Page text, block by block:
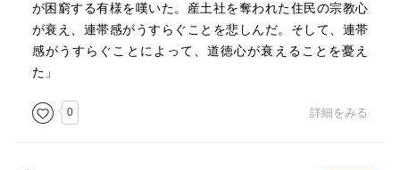
が困窮する有様を嘆いた。産土社を奪われた住民の宗教心
が衰え、連帯感がうすらぐことを悲しんだ。そして、連帯
感がうすらぐことによって、道徳心が衰えることを憂え
た」
0 詳細をみる